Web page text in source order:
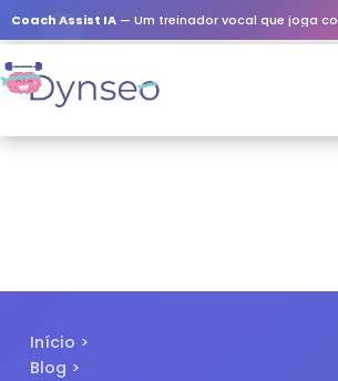
Coach Assist IA — Um treinador vocal que joga com os seus entes queridos
Início >
Blog >